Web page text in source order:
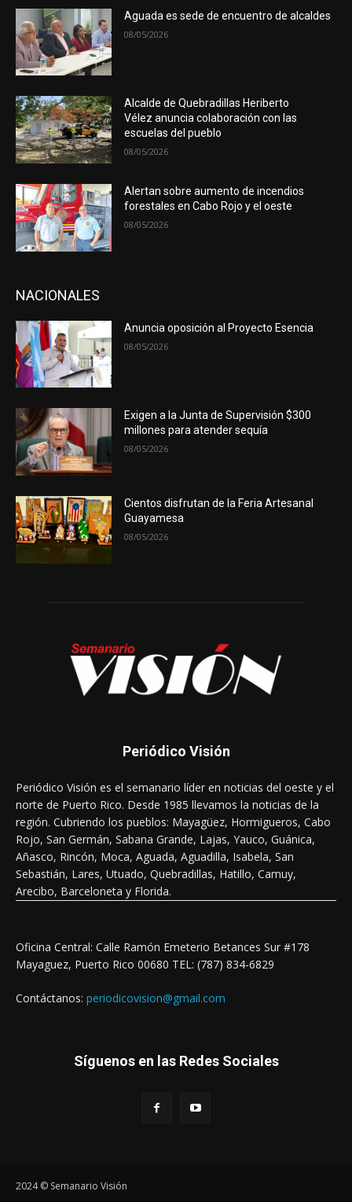
Aguada es sede de encuentro de alcaldes
08/05/2026
Alcalde de Quebradillas Heriberto
Vélez anuncia colaboración con las
escuelas del pueblo
08/05/2026
Alertan sobre aumento de incendios
forestales en Cabo Rojo y el oeste
08/05/2026
NACIONALES
Anuncia oposición al Proyecto Esencia
08/05/2026
Exigen a la Junta de Supervisión $300
millones para atender sequía
08/05/2026
Cientos disfrutan de la Feria Artesanal
Guayamesa
08/05/2026
Periódico Visión
Periódico Visión es el semanario líder en noticias del oeste y el
norte de Puerto Rico. Desde 1985 llevamos la noticias de la
región. Cubriendo los pueblos: Mayagüez, Hormigueros, Cabo
Rojo, San Germán, Sabana Grande, Lajas, Yauco, Guánica,
Añasco, Rincón, Moca, Aguada, Aguadilla, Isabela, San
Sebastián, Lares, Utuado, Quebradillas, Hatillo, Camuy,
Arecibo, Barceloneta y Florida.
Oficina Central: Calle Ramón Emeterio Betances Sur #178
Mayaguez, Puerto Rico 00680 TEL: (787) 834-6829
Contáctanos: periodicovision@gmail.com
Síguenos en las Redes Sociales
2024 © Semanario Visión